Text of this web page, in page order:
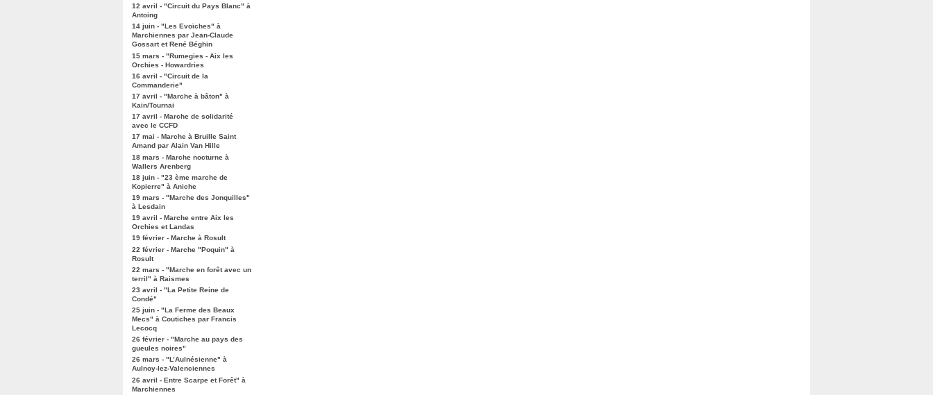
12 avril - "Circuit du Pays Blanc" à
Antoing
14 juin - "Les Evoïches" à
Marchiennes par Jean-Claude
Gossart et René Béghin
15 mars - "Rumegies - Aix les
Orchies - Howardries
16 avril - "Circuit de la
Commanderie"
17 avril - "Marche à bâton" à
Kain/Tournai
17 avril - Marche de solidarité
avec le CCFD
17 mai - Marche à Bruille Saint
Amand par Alain Van Hille
18 mars - Marche nocturne à
Wallers Arenberg
18 juin - "23 ème marche de
Kopierre" à Aniche
19 mars - "Marche des Jonquilles"
à Lesdain
19 avril - Marche entre Aix les
Orchies et Landas
19 février - Marche à Rosult
22 février - Marche "Poquin" à
Rosult
22 mars - "Marche en forêt avec un
terril" à Raismes
23 avril - "La Petite Reine de
Condé"
25 juin - "La Ferme des Beaux
Mecs" à Coutiches par Francis
Lecocq
26 février - "Marche au pays des
gueules noires"
26 mars - "L’Aulnésienne" à
Aulnoy-lez-Valenciennes
26 avril - Entre Scarpe et Forêt" à
Marchiennes